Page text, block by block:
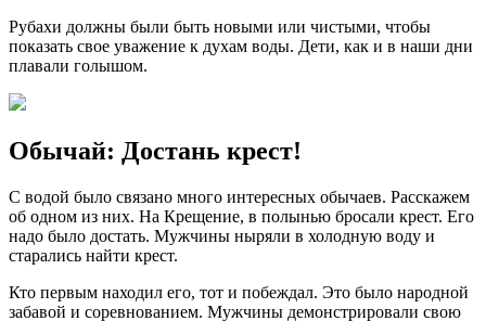
Рубахи должны были быть новыми или чистыми, чтобы
показать свое уважение к духам воды. Дети, как и в наши дни
плавали голышом.
Обычай: Достань крест!
С водой было связано много интересных обычаев. Расскажем
об одном из них. На Крещение, в полынью бросали крест. Его
надо было достать. Мужчины ныряли в холодную воду и
старались найти крест.
Кто первым находил его, тот и побеждал. Это было народной
забавой и соревнованием. Мужчины демонстрировали свою